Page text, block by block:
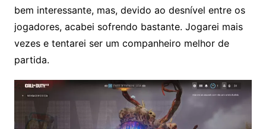
bem interessante, mas, devido ao desnível entre os
jogadores, acabei sofrendo bastante. Jogarei mais
vezes e tentarei ser um companheiro melhor de
partida.